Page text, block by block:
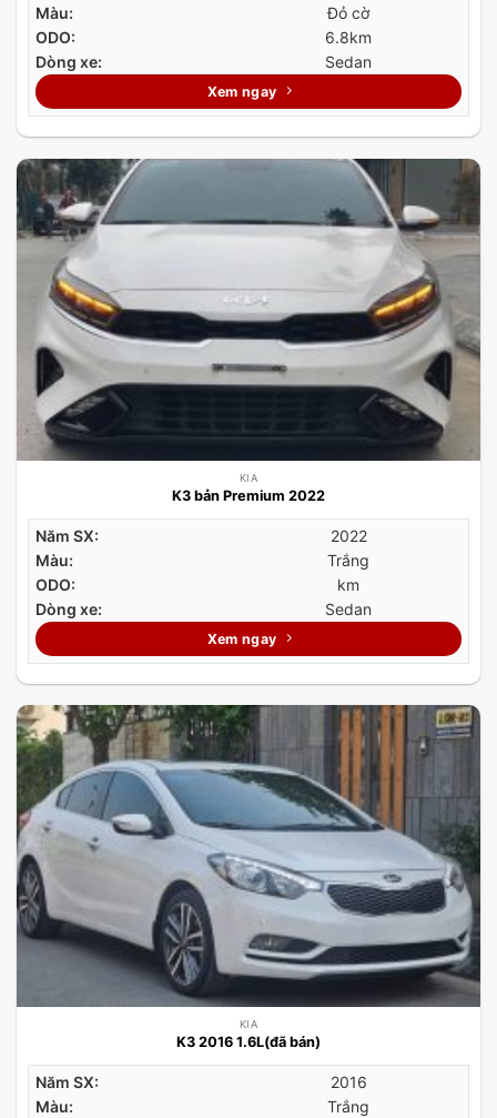
Màu:
Đỏ cờ
ODO:
6.8km
Dòng xe:
Sedan
Xem ngay
KIA
K3 bản Premium 2022
Năm SX:
2022
Màu:
Trắng
ODO:
km
Dòng xe:
Sedan
Xem ngay
KIA
K3 2016 1.6L(đã bán)
Năm SX:
2016
Màu:
Trắng